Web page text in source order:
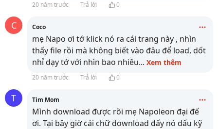
20 năm trước Trả lời 0
C Coco
mẹ Napo ơi tớ klick nó ra cái trang này , nhìn
thấy file rồi mà không biết vào đâu để load, dốt
nhỉ dạy tớ với nhìn bao nhiêu... Xem thêm
20 năm trước Trả lời 0
T Tim Mom
Mình download được rồi mẹ Napoleon đại đế
ơi. Tại bây giờ cái chữ download đấy nó dấu kỹ